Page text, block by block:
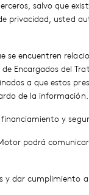
salvo que
privacidad, usted
se encuentren
Encargados del
a que estos
de la información.
y
podrá
y dar cumplimiento